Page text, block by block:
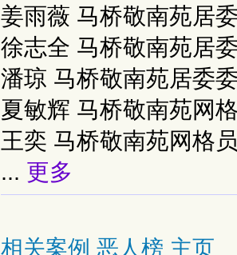
姜雨薇 马桥敬南苑居
徐志全 马桥敬南苑居
潘琼 马桥敬南苑居委
夏敏辉 马桥敬南苑网
王奕 马桥敬南苑网格
... 更多
相关案例 恶人榜 主页